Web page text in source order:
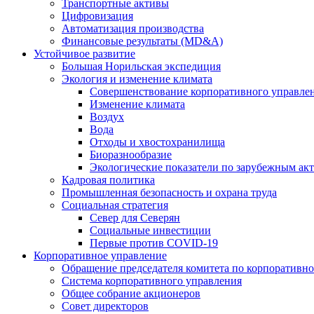
Транспортные активы
Цифровизация
Автоматизация производства
Финансовые результаты (MD&A)
Устойчивое развитие
Большая Норильская экспедиция
Экология и изменение климата
Совершенствование корпоративного
Изменение климата
Воздух
Вода
Отходы и хвостохранилища
Биоразнообразие
Экологические показатели по зарубежным
Кадровая политика
Промышленная безопасность и охрана труда
Социальная стратегия
Север для Северян
Социальные инвестиции
Первые против COVID‑19
Корпоративное управление
Обращение председателя комитета по
Система корпоративного управления
Общее собрание акционеров
Совет директоров